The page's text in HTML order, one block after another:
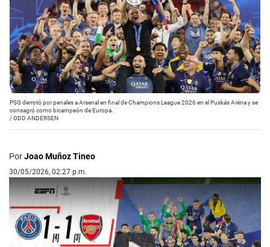
PSG derrotó por penales a Arsenal en final de Champions League 2026 en el Puskás Aréna y se
consagró como bicampeón de Europa.
/ODD ANDERSEN
PorJoao Muñoz Tineo
30/05/2026, 02:27 p.m.